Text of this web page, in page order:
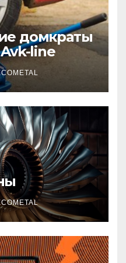
домкраты
line